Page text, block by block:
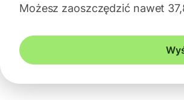
Możesz zaoszczędzić nawet